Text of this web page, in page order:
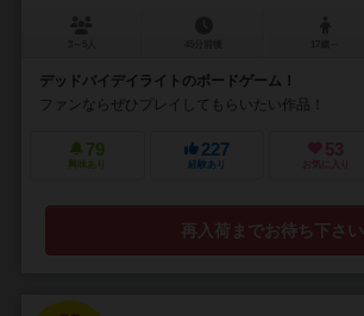
デッドバイデイライトのボードゲーム！
ファンならぜひプレイしてもらいたい作品！
79
興味あり
227
経験あり
53
お気に入り
再入荷までお待ち下さい